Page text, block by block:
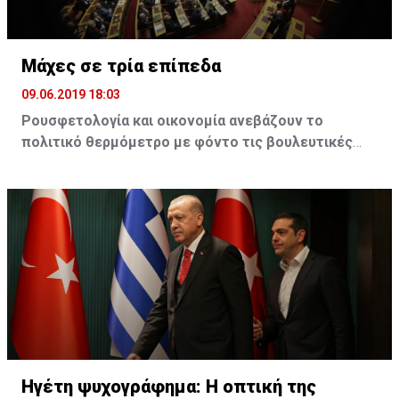
Ο εξορθολογισμός… περιμένει
Μάχες σε τρία επίπεδα
09.06.2019 18:03
Ρουσφετολογία και οικονομία ανεβάζουν το
πολιτικό θερμόμετρο με φόντο τις βουλευτικές
Τσίπρας και Μητσοτάκης παίζουν τα ρέστα τους, σε
μια προσπάθεια να αυξήσουν την εκλογική τους
δύναμη. Στο ΚΙΝΑΛ η ρήξη Γεννηματά - Βενιζέλου
προκαλεί τριγμούς. Βαρουφάκης και Βελόπουλος
δίνουν μάχη για να μπουν στη βουλή
Η μεγάλη νίκη στις ευρωεκλογές για τη Νέα
Δημοκρατία έχει πλέον μεταφέρει τη συζήτηση
στον αν το κόμμα της αξιωματικής αντιπολίτευσης
Ηγέτη ψυχογράφημα: Η οπτική της